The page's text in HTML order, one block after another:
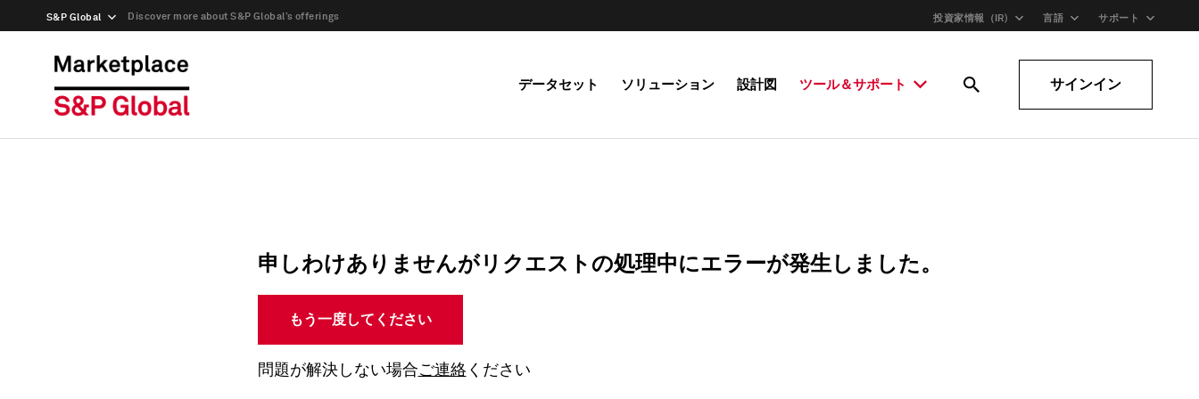
S&P Global Discover more about S&P Global’s offerings 投資家情報（IR) 言語 サポート
データセット ソリューション 設計図 ツール＆サポート サインイン
申しわけありませんがリクエストの処理中にエラーが発生しました。
もう一度してください
問題が解決しない場合ご連絡 ください